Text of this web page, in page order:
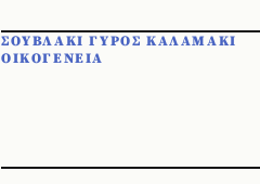
ΣΟΥΒΛΑΚΙ ΓΥΡΟΣ ΚΑΛΑΜΑΚΙ
ΟΙΚΟΓΕΝΕΙΑ